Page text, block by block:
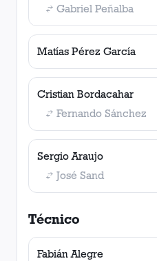
Gabriel Peñalba
Matías Pérez García
Cristian Bordacahar
Fernando Sánchez
Sergio Araujo
José Sand
Técnico
Fabián Alegre